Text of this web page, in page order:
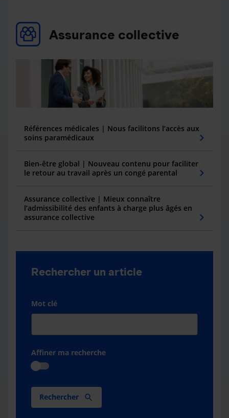
Assurance collective
Références médicales | Nous facilitons l’accès aux
soins paramédicaux
Bien-être global | Nouveau contenu pour faciliter
le retour au travail après un congé parental
Assurance collective | Mieux connaître
l’admissibilité des enfants à charge plus âgés en
assurance collective
Rechercher un article
Mot clé
Affiner ma recherche
Rechercher